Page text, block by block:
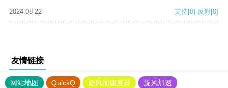
2024-08-22 支持[0] 反对[0]
友情链接
网站地图 QuickQ 旋风加速度器
旋风加速